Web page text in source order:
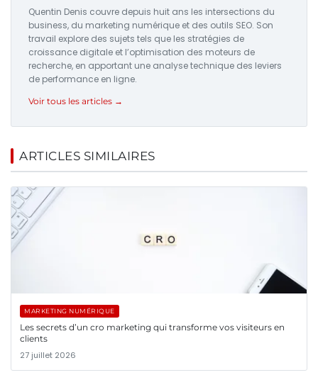
Quentin Denis couvre depuis huit ans les intersections du
business, du marketing numérique et des outils SEO. Son
travail explore des sujets tels que les stratégies de
croissance digitale et l’optimisation des moteurs de
recherche, en apportant une analyse technique des leviers
de performance en ligne.
Voir tous les articles →
ARTICLES SIMILAIRES
MARKETING NUMÉRIQUE
Les secrets d’un cro marketing qui transforme vos visiteurs en
clients
27 juillet 2026